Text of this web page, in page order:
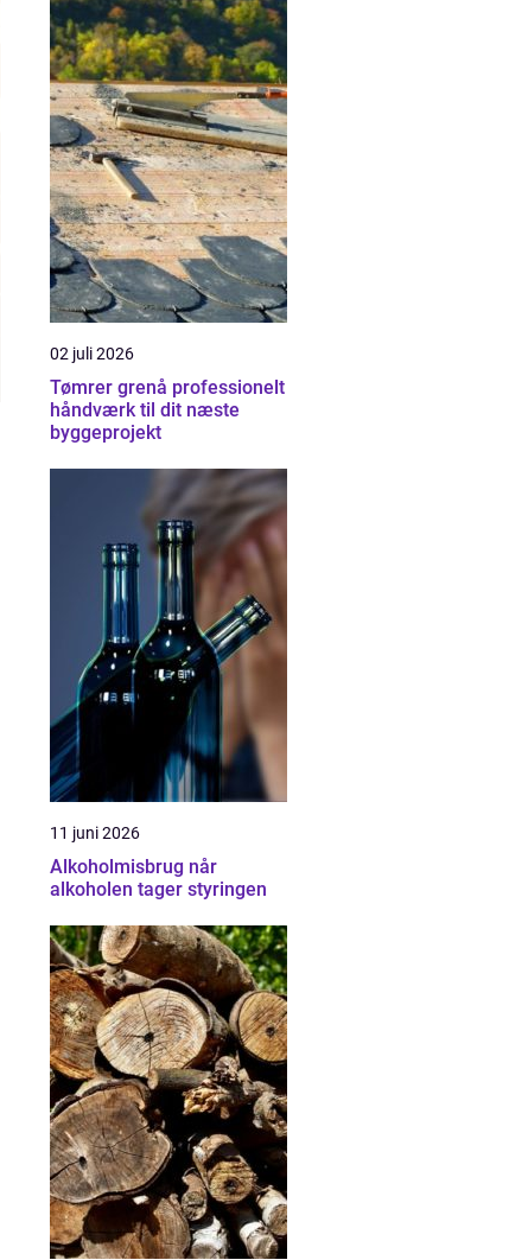
02 juli 2026
Tømrer grenå professionelt
håndværk til dit næste
byggeprojekt
11 juni 2026
Alkoholmisbrug når
alkoholen tager styringen